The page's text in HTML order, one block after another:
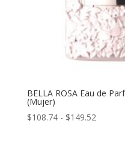
BELLA ROSA Eau de
(Mujer)
$108.74 - $149.52Rango